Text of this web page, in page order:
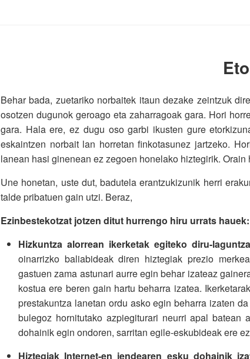
Behar bada, zuetariko norbaitek itaun dezake zeintzuk
osotzen dugunok geroago eta zaharragoak gara. Hori
gara. Hala ere, ez dugu oso garbi ikusten gure
eskaintzen norbait lan horretan finkotasunez jartzeko.
lanean hasi ginenean ez zegoen honelako hiztegirik.
Une honetan, uste dut, badutela erantzukizunik herri
talde pribatuen gain utzi. Beraz,
Ezinbestekotzat jotzen ditut hurrengo hiru urrats hauek:
Hizkuntza alorrean ikerketak egiteko diru-
oinarrizko baliabideak diren hiztegiak prezio
gastuen zama astunari aurre egin behar izateaz
kostua ere beren gain hartu beharra izatea.
prestakuntza lanetan ordu asko egin beharra izaten
bulegoz hornitutako azpiegiturari neurri apal
dohainik egin ondoren, sarritan egile-eskubideak ere
Hiztegiak Internet-en jendearen esku dohainik